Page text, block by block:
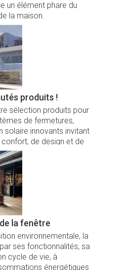
un élément phare du
la maison.
produits !
sélection produits pour
de fermetures,
solaire innovants invitant
de design et de
la fenêtre
environnementale, la
ses fonctionnalités, sa
cycle de vie, à
énergétiques